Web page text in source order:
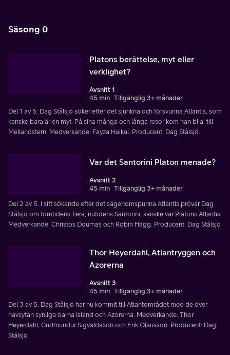
Säsong 0
Platons berättelse, myt eller
verklighet?
Avsnitt 1
45 min Tillgänglig 3+ månader
Del 1 av 5. Dag Stålsjö söker efter det sjunkna och försvunna Atlantis, som
kanske bara är en myt. På sina många och långa resor kom han bl.a. till
Mellanöstern. Medverkande: Fayza Haikal. Producent: Dag Stålsjö.
Var det Santorini Platon menade?
Avsnitt 2
45 min Tillgänglig 3+ månader
Del 2 av 5. I sitt sökande efter det sägenomspunna Atlantis prövar Dag
Stålsjö om forntidens Tera, nutidens Santorini, kanske var Platons Atlantis.
Medverkande: Christos Doumas och Robin Hägg. Producent: Dag Stålsjö
Thor Heyerdahl, Atlantryggen och
Azorerna
Avsnitt 3
45 min Tillgänglig 3+ månader
Del 3 av 5. Dag Stålsjö har nu kommit till Atlantområdet med de över
havsytan synliga öarna Island och Azorerna. Medverkande: Thor
Heyerdahl, Gudmundur Sigvaldason och Erik Olausson. Producent: Dag
Stålsjö